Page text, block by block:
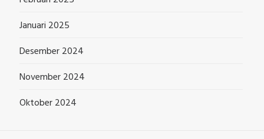
Januari 2025
Desember 2024
November 2024
Oktober 2024